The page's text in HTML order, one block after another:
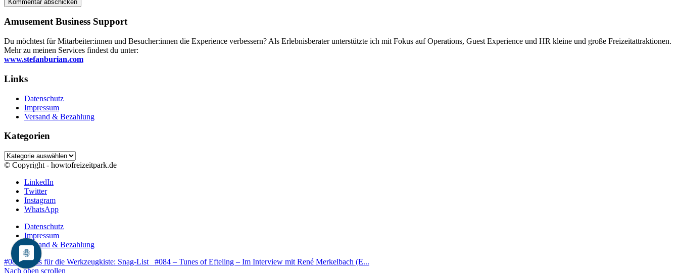
Amusement Business Support
Du möchtest für Mitarbeiter:innen und Besucher:innen die Experience verbessern? Als Erlebnisberater unterstützte ich mit Fokus auf Operations, Guest Experience und HR kleine und große Freizeitattraktionen.
Mehr zu meinen Services findest du unter:
www.stefanburian.com
Links
Datenschutz
Impressum
Versand & Bezahlung
Kategorien
Kategorien
© Copyright - howtofreizeitpark.de
LinkedIn
Twitter
Instagram
WhatsApp
Datenschutz
Impressum
Versand & Bezahlung
#082 – Was für die Werkzeugkiste: Snag-List
#084 – Tunes of Efteling – Im Interview mit René Merkelbach (E...
Nach oben scrollen